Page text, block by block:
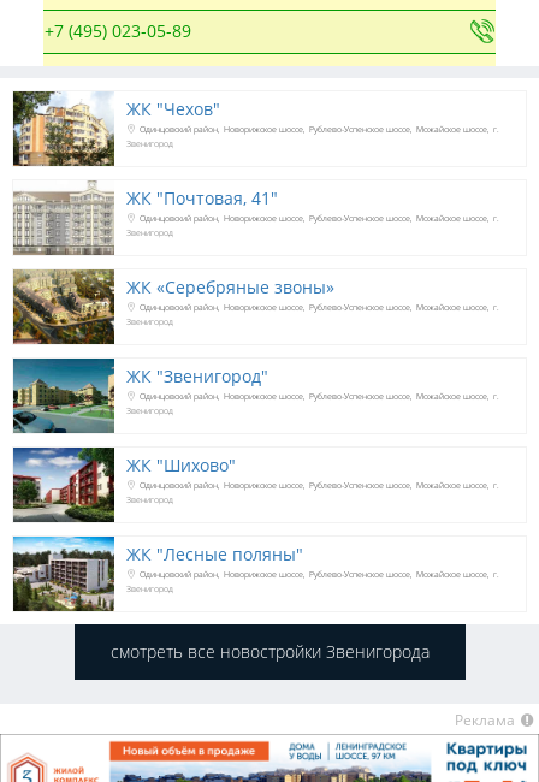
+7 (495) 023-05-89
ЖК "Чехов"
Одинцовский район Новорижское шоссе Рублево-Успенское шоссе Можайское шоссе г.
Звенигород
ЖК "Почтовая, 41"
Одинцовский район Новорижское шоссе Рублево-Успенское шоссе Можайское шоссе г.
Звенигород
ЖК «Серебряные звоны»
Одинцовский район Новорижское шоссе Рублево-Успенское шоссе Можайское шоссе г.
Звенигород
ЖК "Звенигород"
Одинцовский район Новорижское шоссе Рублево-Успенское шоссе Можайское шоссе г.
Звенигород
ЖК "Шихово"
Одинцовский район Новорижское шоссе Рублево-Успенское шоссе Можайское шоссе г.
Звенигород
ЖК "Лесные поляны"
Одинцовский район Новорижское шоссе Рублево-Успенское шоссе Можайское шоссе г.
Звенигород
смотреть все новостройки Звенигорода
Реклама